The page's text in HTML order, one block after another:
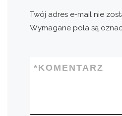
Twój adres e-mail nie
Wymagane pola są
KOMENTARZ
*